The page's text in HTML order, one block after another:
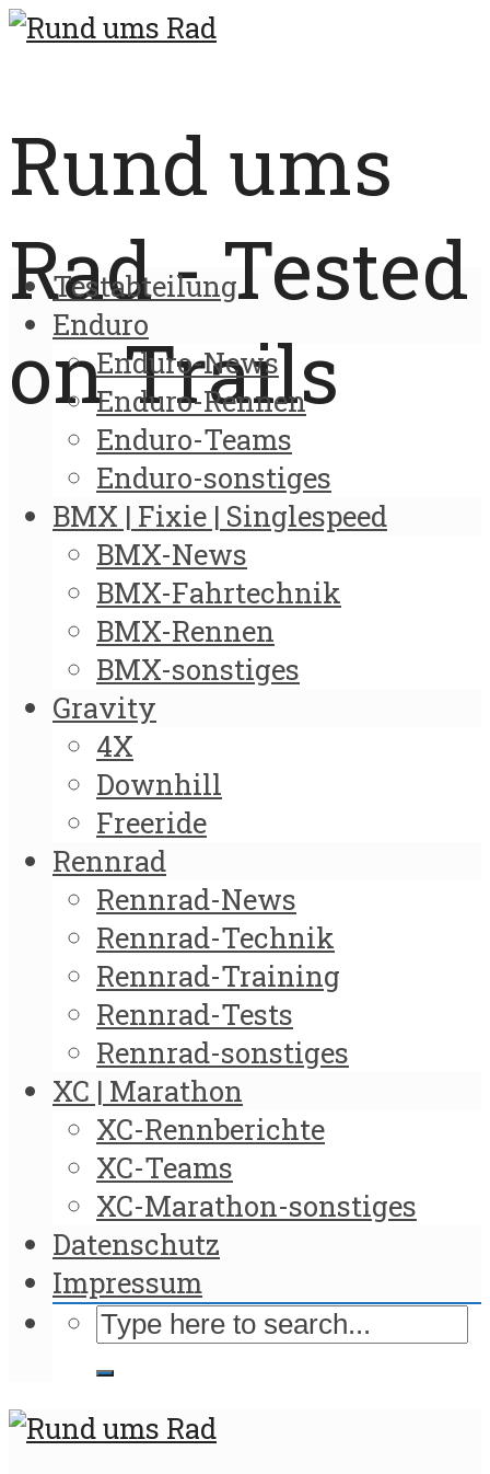
Rund ums
Rad - Tested
on Trails
Testabteilung
Enduro
Enduro-News
Enduro-Rennen
Enduro-Teams
Enduro-sonstiges
BMX | Fixie | Singlespeed
BMX-News
BMX-Fahrtechnik
BMX-Rennen
BMX-sonstiges
Gravity
4X
Downhill
Freeride
Rennrad
Rennrad-News
Rennrad-Technik
Rennrad-Training
Rennrad-Tests
Rennrad-sonstiges
XC | Marathon
XC-Rennberichte
XC-Teams
XC-Marathon-sonstiges
Datenschutz
Impressum